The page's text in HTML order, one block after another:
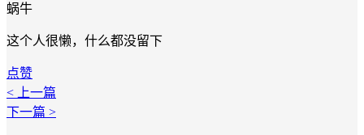
蜗牛
这个人很懒，什么都没留下
点赞
< 上一篇
下一篇 >